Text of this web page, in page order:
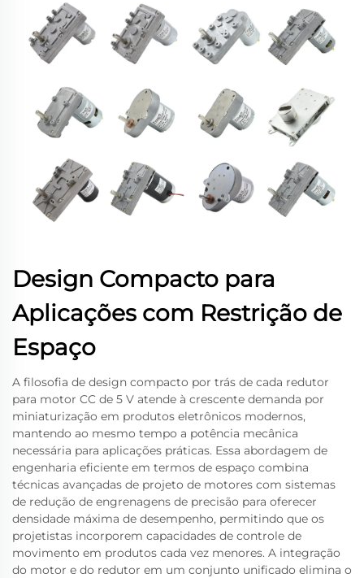
Design Compacto para
Aplicações com Restrição de
Espaço
A filosofia de design compacto por trás de cada redutor
para motor CC de 5 V atende à crescente demanda por
miniaturização em produtos eletrônicos modernos,
mantendo ao mesmo tempo a potência mecânica
necessária para aplicações práticas. Essa abordagem de
engenharia eficiente em termos de espaço combina
técnicas avançadas de projeto de motores com sistemas
de redução de engrenagens de precisão para oferecer
densidade máxima de desempenho, permitindo que os
projetistas incorporem capacidades de controle de
movimento em produtos cada vez menores. A integração
do motor e do redutor em um conjunto unificado elimina o